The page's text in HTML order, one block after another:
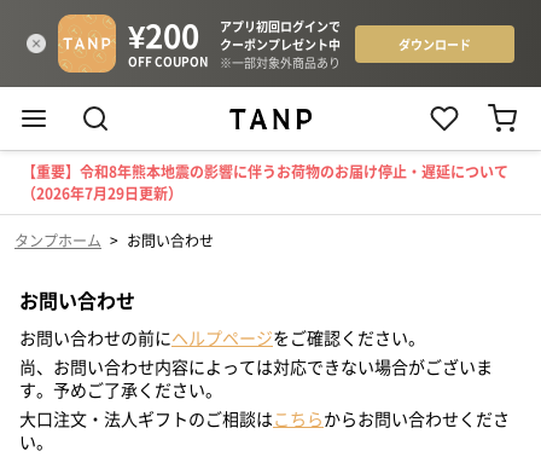
【重要】令和8年熊本地震の影響に伴うお荷物のお届け停止・遅延について
（2026年7月29日更新）
タンプホーム > お問い合わせ
お問い合わせ
お問い合わせの前にヘルプページをご確認ください。
尚、お問い合わせ内容によっては対応できない場合がございま
す。予めご了承ください。
大口注文・法人ギフトのご相談はこちらからお問い合わせくださ
い。